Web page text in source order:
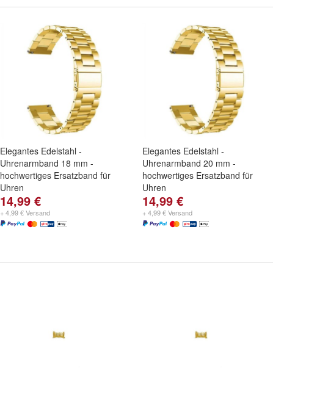
Elegantes Edelstahl -
Uhrenarmband 18 mm -
hochwertiges Ersatzband für
Uhren
14,99 €
+ 4,99 € Versand
Elegantes Edelstahl -
Uhrenarmband 20 mm -
hochwertiges Ersatzband für
Uhren
14,99 €
+ 4,99 € Versand